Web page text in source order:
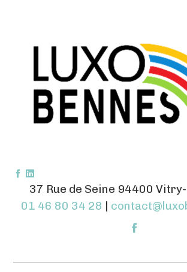
37 Rue de Seine 94400
01 46 80 34 28 |